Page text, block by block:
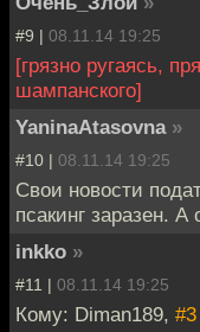
#9 | 08.11.14 19:25
[грязно ругаясь,
шампанского]
YaninaAtasovna »
#10 | 08.11.14 19:25
Свои новости
псакинг заразен. А
inkko »
#11 | 08.11.14 19:25
Кому: Diman189, #3